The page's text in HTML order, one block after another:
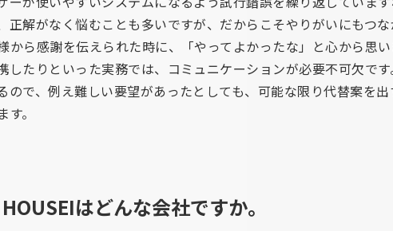
正解がなく悩むことも多いですが、だからこそやりがいにもつ
から感謝を伝えられた時に、「やってよかったな」と心から思
したりといった実務では、コミュニケーションが必要不可欠で
ので、例え難しい要望があったとしても、可能な限り代替案を
。
はどんな会社ですか。